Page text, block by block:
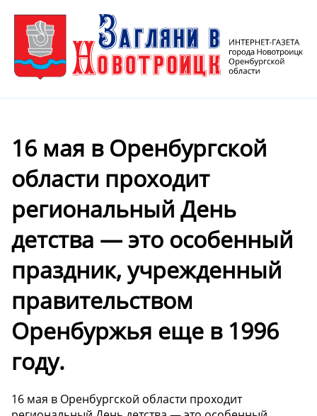
16 мая в Оренбургской
области проходит
региональный День
детства — это особенный
праздник, учрежденный
правительством
Оренбуржья еще в 1996
году.
16 мая в Оренбургской области проходит